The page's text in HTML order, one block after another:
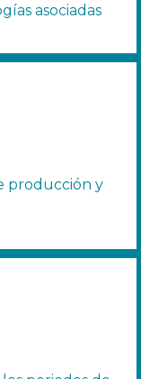
asociadas
producción y